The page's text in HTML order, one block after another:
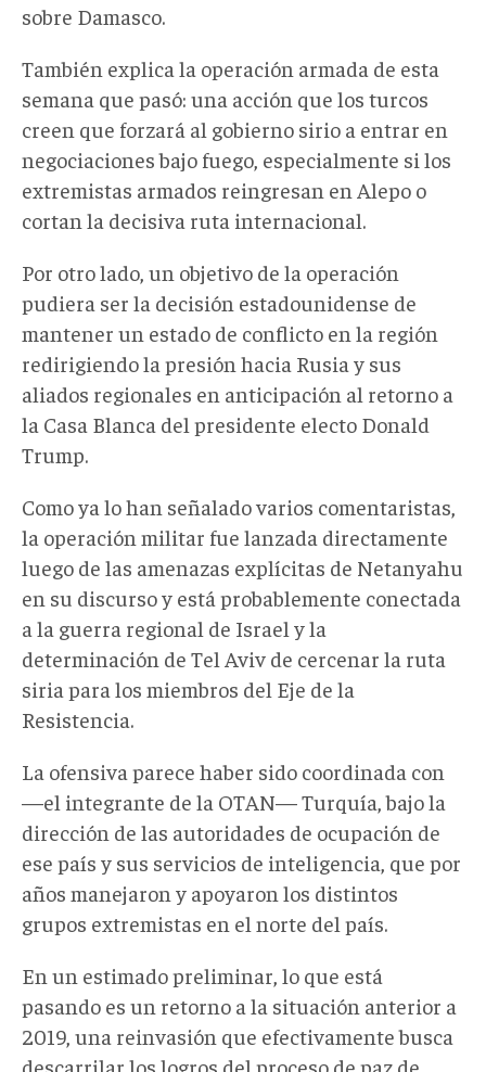
sobre Damasco.
También explica la operación armada de esta
semana que pasó: una acción que los turcos
creen que forzará al gobierno sirio a entrar en
negociaciones bajo fuego, especialmente si los
extremistas armados reingresan en Alepo o
cortan la decisiva ruta internacional.
Por otro lado, un objetivo de la operación
pudiera ser la decisión estadounidense de
mantener un estado de conflicto en la región
redirigiendo la presión hacia Rusia y sus
aliados regionales en anticipación al retorno a
la Casa Blanca del presidente electo Donald
Trump.
Como ya lo han señalado varios comentaristas,
la operación militar fue lanzada directamente
luego de las amenazas explícitas de Netanyahu
en su discurso y está probablemente conectada
a la guerra regional de Israel y la
determinación de Tel Aviv de cercenar la ruta
siria para los miembros del Eje de la
Resistencia.
La ofensiva parece haber sido coordinada con
—el integrante de la OTAN— Turquía, bajo la
dirección de las autoridades de ocupación de
ese país y sus servicios de inteligencia, que por
años manejaron y apoyaron los distintos
grupos extremistas en el norte del país.
En un estimado preliminar, lo que está
pasando es un retorno a la situación anterior a
2019, una reinvasión que efectivamente busca
descarrilar los logros del proceso de paz de